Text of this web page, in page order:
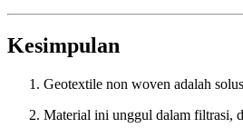
Kesimpulan
Geotextile non woven adalah
Material ini unggul dalam filtrasi,